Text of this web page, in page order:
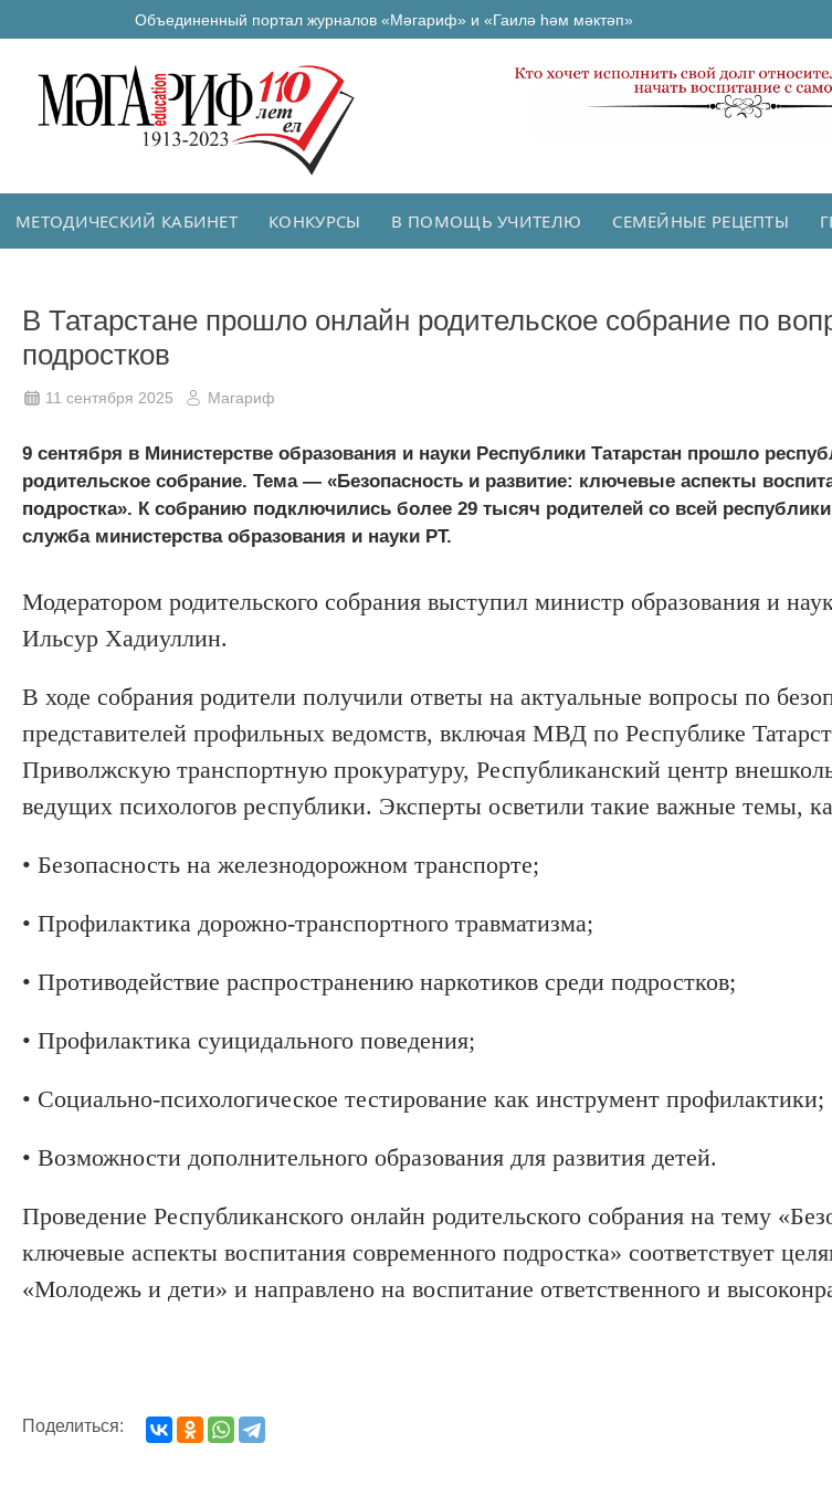
Объединенный портал журналов «Мәгариф» и «Гаилә һәм мәктәп»
МЕТОДИЧЕСКИЙ КАБИНЕТ КОНКУРСЫ В ПОМОЩЬ УЧИТЕЛЮ СЕМЕЙНЫЕ РЕЦЕПТЫ
В Татарстане прошло онлайн родительское собрание по
подростков
11 сентября 2025 Магариф
9 сентября в Министерстве образования и науки Республики Татарстан прошло
родительское собрание. Тема — «Безопасность и развитие: ключевые аспекты
подростка». К собранию подключились более 29 тысяч родителей со всей
служба министерства образования и науки РТ.
Модератором родительского собрания выступил министр образования и
Ильсур Хадиуллин.
В ходе собрания родители получили ответы на актуальные вопросы по
представителей профильных ведомств, включая МВД по Республике
Приволжскую транспортную прокуратуру, Республиканский центр
ведущих психологов республики. Эксперты осветили такие важные темы,
• Безопасность на железнодорожном транспорте;
• Профилактика дорожно-транспортного травматизма;
• Противодействие распространению наркотиков среди подростков;
• Профилактика суицидального поведения;
• Социально-психологическое тестирование как инструмент профилактики;
• Возможности дополнительного образования для развития детей.
Проведение Республиканского онлайн родительского собрания на тему
ключевые аспекты воспитания современного подростка» соответствует
«Молодежь и дети» и направлено на воспитание ответственного и
Поделиться: